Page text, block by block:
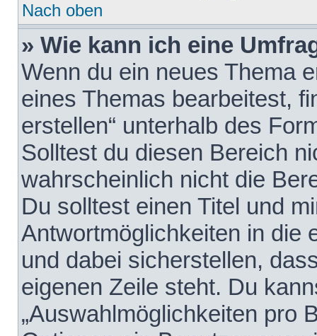
Nach oben
» Wie kann ich eine
Wenn du ein neues Thema
eines Themas bearbeitest,
erstellen“ unterhalb des
Solltest du diesen Bereich
wahrscheinlich nicht die
Du solltest einen Titel und
Antwortmöglichkeiten in die
und dabei sicherstellen,
eigenen Zeile steht. Du
„Auswahlmöglichkeiten pro